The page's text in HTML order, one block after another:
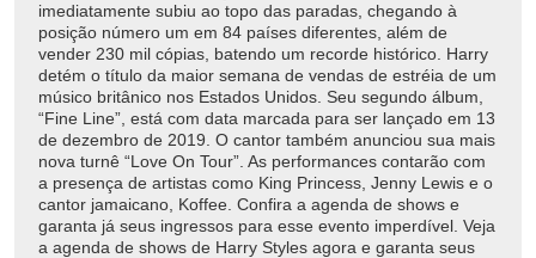
imediatamente subiu ao topo das paradas, chegando à
posição número um em 84 países diferentes, além de
vender 230 mil cópias, batendo um recorde histórico. Harry
detém o título da maior semana de vendas de estréia de um
músico britânico nos Estados Unidos. Seu segundo álbum,
“Fine Line”, está com data marcada para ser lançado em 13
de dezembro de 2019. O cantor também anunciou sua mais
nova turnê “Love On Tour”. As performances contarão com
a presença de artistas como King Princess, Jenny Lewis e o
cantor jamaicano, Koffee. Confira a agenda de shows e
garanta já seus ingressos para esse evento imperdível. Veja
a agenda de shows de Harry Styles agora e garanta seus